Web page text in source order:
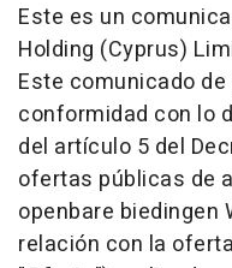
Este es un
Holding (Cyprus)
Este comunicado
conformidad con lo
del artículo 5 del
ofertas públicas de
openbare biedingen
relación con la